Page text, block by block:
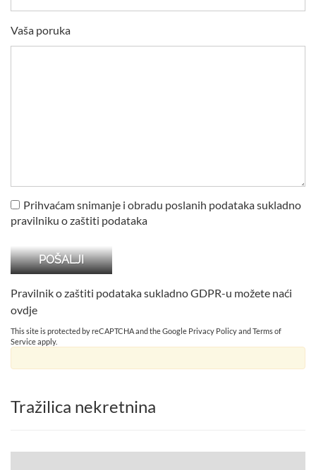
Vaša poruka
Prihvaćam snimanje i obradu poslanih podataka sukladno
pravilniku o zaštiti podataka
Pravilnik o zaštiti podataka sukladno GDPR-u možete naći
ovdje
This site is protected by reCAPTCHA and the Google Privacy PolicyandTerms of
Serviceapply.
Tražilica nekretnina